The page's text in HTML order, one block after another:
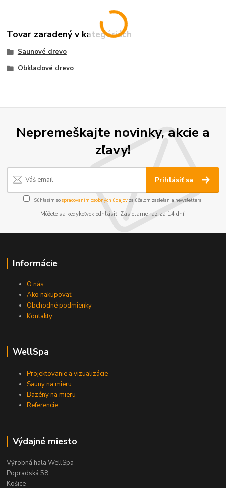
Tovar zaradený v kategóriách
Saunové drevo
Obkladové drevo
Nepremeškajte novinky, akcie a
zľavy!
Prihlásiť sa
Súhlasím sospracovaním osobných údajov za účelom zasielania newslettera.
Môžete sa kedykoľvek odhlásiť. Zasielame raz za 14 dní.
Informácie
O nás
Ako nakupovať
Obchodné podmienky
Kontakty
WellSpa
Projektovanie a vizualizácie
Sauny na mieru
Bazény na mieru
Referencie
Výdajné miesto
Výrobná hala WellSpa
Popradská 58
Košice